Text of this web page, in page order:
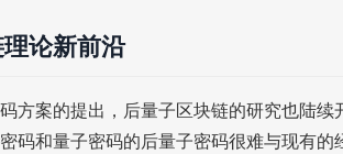
论新前沿
方案的提出，后量子区块链的研究也陆续
码和量子密码的后量子密码很难与现有的